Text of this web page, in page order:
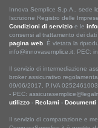
Innova Semplice S.p.A., sede
Iscrizione Registro delle
Condizioni di servizio e le
consensi al trattamento dei
pagina web . È vietata la
info@innovasemplice.it; PEC:
Il servizio di intermediazione
broker assicurativo
09/06/2017, P.IVA
- PEC:
utilizzo - Reclami - Documenti
Il servizio di comparazione e